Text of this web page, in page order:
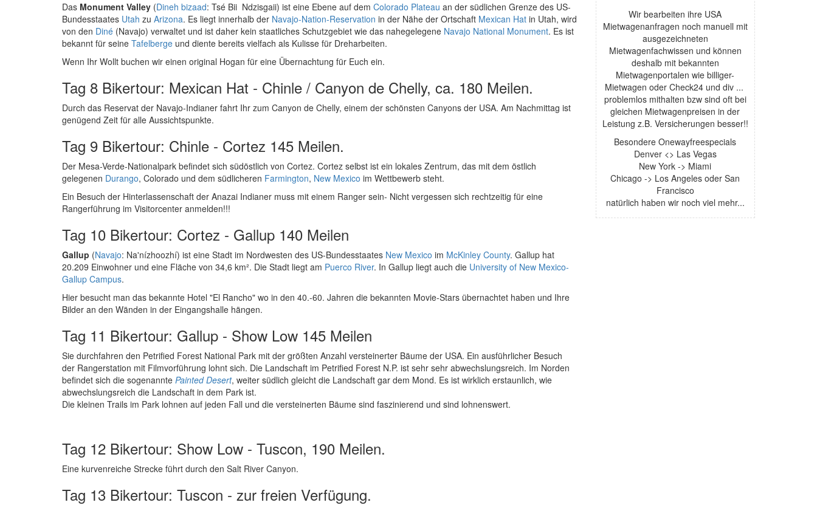
Das Monument Valley (Dineh bizaad: Tsé Bii Ndzisgaii) ist eine Ebene auf dem Colorado Plateau an der südlichen Grenze des US-
Bundesstaates Utah zu Arizona. Es liegt innerhalb der Navajo-Nation-Reservation in der Nähe der Ortschaft Mexican Hat in Utah, wird
von den Diné (Navajo) verwaltet und ist daher kein staatliches Schutzgebiet wie das nahegelegene Navajo National Monument. Es ist
bekannt für seine Tafelberge und diente bereits vielfach als Kulisse für Dreharbeiten.
Wenn Ihr Wollt buchen wir einen original Hogan für eine Übernachtung für Euch ein.
Tag 8 Bikertour: Mexican Hat - Chinle / Canyon de Chelly, ca. 180 Meilen.
Durch das Reservat der Navajo-Indianer fahrt Ihr zum Canyon de Chelly, einem der schönsten Canyons der USA. Am Nachmittag ist
genügend Zeit für alle Aussichtspunkte.
Tag 9 Bikertour: Chinle - Cortez 145 Meilen.
Der Mesa-Verde-Nationalpark befindet sich südöstlich von Cortez. Cortez selbst ist ein lokales Zentrum, das mit dem östlich
gelegenen Durango, Colorado und dem südlicheren Farmington, New Mexico im Wettbewerb steht.
Ein Besuch der Hinterlassenschaft der Anazai Indianer muss mit einem Ranger sein- Nicht vergessen sich rechtzeitig für eine
Rangerführung im Visitorcenter anmelden!!!
Tag 10 Bikertour: Cortez - Gallup 140 Meilen
Gallup (Navajo: Na'nízhoozhí) ist eine Stadt im Nordwesten des US-Bundesstaates New Mexico im McKinley County. Gallup hat
20.209 Einwohner und eine Fläche von 34,6 km². Die Stadt liegt am Puerco River. In Gallup liegt auch die University of New Mexico-
Gallup Campus.
Hier besucht man das bekannte Hotel "El Rancho" wo in den 40.-60. Jahren die bekannten Movie-Stars übernachtet haben und Ihre
Bilder an den Wänden in der Eingangshalle hängen.
Tag 11 Bikertour: Gallup - Show Low 145 Meilen
Sie durchfahren den Petrified Forest National Park mit der größten Anzahl versteinerter Bäume der USA. Ein ausführlicher Besuch
der Rangerstation mit Filmvorführung lohnt sich. Die Landschaft im Petrified Forest N.P. ist sehr sehr abwechslungsreich. Im Norden
befindet sich die sogenannte Painted Desert, weiter südlich gleicht die Landschaft gar dem Mond. Es ist wirklich erstaunlich, wie
abwechslungsreich die Landschaft in dem Park ist.
Die kleinen Trails im Park lohnen auf jeden Fall und die versteinerten Bäume sind faszinierend und sind lohnenswert.
Tag 12 Bikertour: Show Low - Tuscon, 190 Meilen.
Eine kurvenreiche Strecke führt durch den Salt River Canyon.
Tag 13 Bikertour: Tuscon - zur freien Verfügung.
Wir bearbeiten ihre USA
Mietwagenanfragen noch manuell mit
ausgezeichneten
Mietwagenfachwissen und können
deshalb mit bekannten
Mietwagenportalen wie billiger-
Mietwagen oder Check24 und div ...
problemlos mithalten bzw sind oft bei
gleichen Mietwagenpreisen in der
Leistung z.B. Versicherungen besser!!
Besondere Onewayfreespecials
Denver <> Las Vegas
New York -> Miami
Chicago -> Los Angeles oder San
Francisco
natürlich haben wir noch viel mehr...